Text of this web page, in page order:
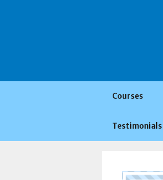
Courses
Testimonials